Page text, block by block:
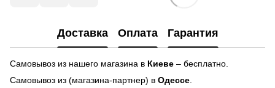
Доставка Оплата Гарантия
Самовывоз из нашего магазина в Киеве – бесплатно.
Самовывоз из (магазина-партнер) в Одессе